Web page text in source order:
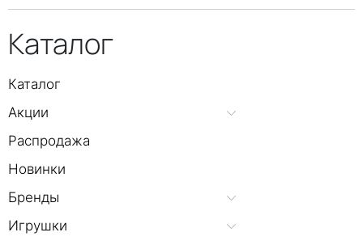
Каталог
Каталог
Акции
Распродажа
Новинки
Бренды
Игрушки